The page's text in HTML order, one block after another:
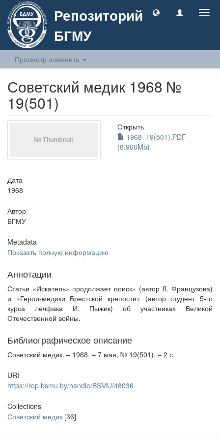
Репозиторий
БГМУ
Просмотр элемента
Советский медик 1968 №
19(501)
Открыть
1968_19(501).PDF
(8.966Mb)
Дата
1968
Автор
БГМУ
Metadata
Показать полную информацию
Аннотации
Статьи «Искатель» продолжает поиск» (автор Л. Французова)
и «Герои-медики Брестской крепости» (автор студент 5-го
курса лечфака И. Пыжик) об участниках Великой
Отечественной войны.
Библиографическое описание
Советский медик. – 1968. – 7 мая, № 19(501). – 2 с.
URI
https://rep.bsmu.by/handle/BSMU/48036
Collections
Советский медик [36]